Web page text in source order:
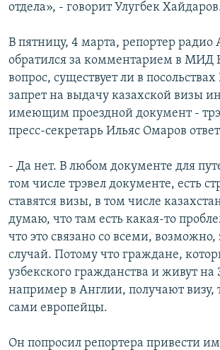
отдела», - говорит Улугбек
В пятницу, 4 марта, репортер радио
обратился за комментарием в МИД
вопрос, существует ли в посольствах
запрет на выдачу казахской визы
имеющим проездной документ -
пресс-секретарь Ильяс Омаров
- Да нет. В любом документе для
том числе трэвел документе, есть
ставятся визы, в том числе
думаю, что там есть какая-то
что это связано со всеми,
случай. Потому что граждане,
узбекского гражданства и живут на
например в Англии, получают визу,
сами европейцы.
Он попросил репортера привести